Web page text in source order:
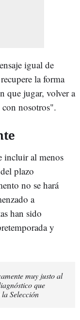
igual de
la forma
que jugar, volver a
con nosotros".
incluir al menos
plazo
no se hará
a
han sido
y
muy justo al
que
Selección